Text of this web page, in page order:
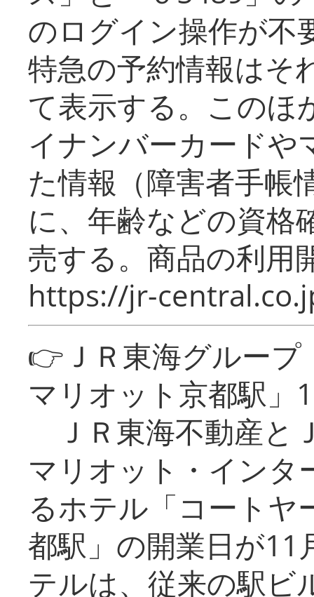
のログイン操作が不
特急の予約情報はそ
て表示する。このほ
イナンバーカードや
た情報（障害者手帳
に、年齢などの資格
売する。商品の利用
https://jr-
👉ＪＲ東海グルー
マリオット京都駅」
ＪＲ東海不動産と
マリオット・インタ
るホテル「コートヤ
都駅」の開業日が11
テルは、従来の駅ビ